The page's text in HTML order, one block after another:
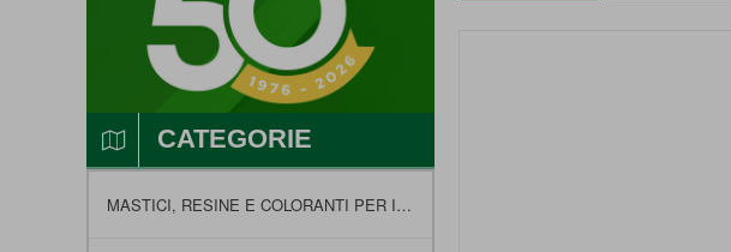
CATEGORIE
MASTICI, RESINE E COLORANTI PER IL MARMO